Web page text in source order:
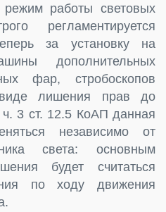
работы световых
регламентируется
за установку на
дополнительных
фар, стробоскопов
лишения прав до
3 ст. 12.5 КоАП данная
независимо от
света: основным
будет считаться
по ходу движения